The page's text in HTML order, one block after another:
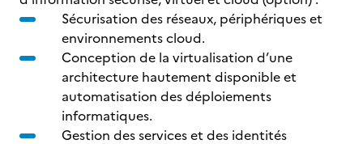
Sécurisation des réseaux, périphériques et
environnements cloud.
Conception de la virtualisation d’une
architecture hautement disponible et
automatisation des déploiements
informatiques.
Gestion des services et des identités